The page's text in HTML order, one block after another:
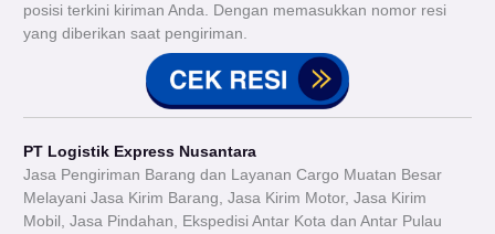
posisi terkini kiriman Anda. Dengan memasukkan nomor resi
yang diberikan saat pengiriman.
PT Logistik Express Nusantara
Jasa Pengiriman Barang dan Layanan Cargo Muatan Besar
Melayani Jasa Kirim Barang, Jasa Kirim Motor, Jasa Kirim
Mobil, Jasa Pindahan, Ekspedisi Antar Kota dan Antar Pulau